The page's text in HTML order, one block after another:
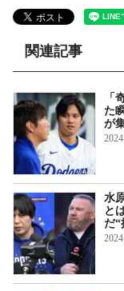
関連記事
「
た
が
水
と
だ“